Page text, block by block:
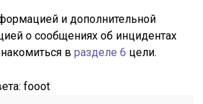
и дополнительной
о сообщениях об инцидентах
вразделе 6 цели.
fooot